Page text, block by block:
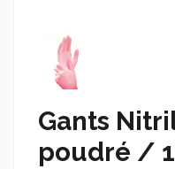
Gants
poudré /